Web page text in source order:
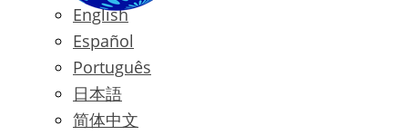
English
Español
Português
日本語
简体中文